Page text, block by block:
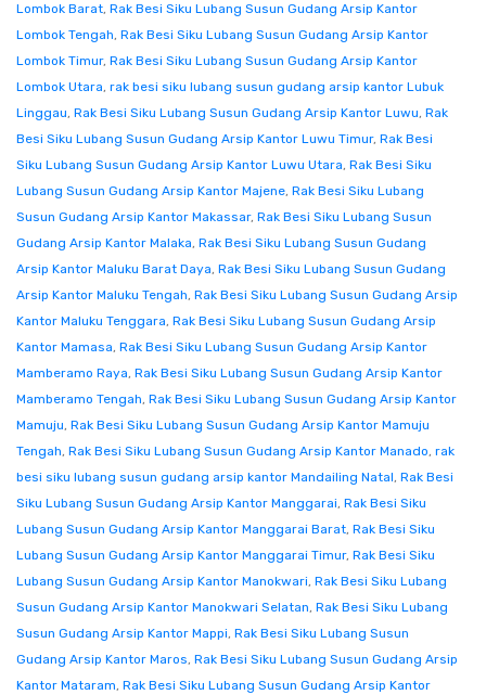
Lombok Barat, Rak Besi Siku Lubang Susun Gudang Arsip Kantor
Lombok Tengah, Rak Besi Siku Lubang Susun Gudang Arsip Kantor
Lombok Timur, Rak Besi Siku Lubang Susun Gudang Arsip Kantor
Lombok Utara, rak besi siku lubang susun gudang arsip kantor Lubuk
Linggau, Rak Besi Siku Lubang Susun Gudang Arsip Kantor Luwu, Rak
Besi Siku Lubang Susun Gudang Arsip Kantor Luwu Timur, Rak Besi
Siku Lubang Susun Gudang Arsip Kantor Luwu Utara, Rak Besi Siku
Lubang Susun Gudang Arsip Kantor Majene, Rak Besi Siku Lubang
Susun Gudang Arsip Kantor Makassar, Rak Besi Siku Lubang Susun
Gudang Arsip Kantor Malaka, Rak Besi Siku Lubang Susun Gudang
Arsip Kantor Maluku Barat Daya, Rak Besi Siku Lubang Susun Gudang
Arsip Kantor Maluku Tengah, Rak Besi Siku Lubang Susun Gudang Arsip
Kantor Maluku Tenggara, Rak Besi Siku Lubang Susun Gudang Arsip
Kantor Mamasa, Rak Besi Siku Lubang Susun Gudang Arsip Kantor
Mamberamo Raya, Rak Besi Siku Lubang Susun Gudang Arsip Kantor
Mamberamo Tengah, Rak Besi Siku Lubang Susun Gudang Arsip Kantor
Mamuju, Rak Besi Siku Lubang Susun Gudang Arsip Kantor Mamuju
Tengah, Rak Besi Siku Lubang Susun Gudang Arsip Kantor Manado, rak
besi siku lubang susun gudang arsip kantor Mandailing Natal, Rak Besi
Siku Lubang Susun Gudang Arsip Kantor Manggarai, Rak Besi Siku
Lubang Susun Gudang Arsip Kantor Manggarai Barat, Rak Besi Siku
Lubang Susun Gudang Arsip Kantor Manggarai Timur, Rak Besi Siku
Lubang Susun Gudang Arsip Kantor Manokwari, Rak Besi Siku Lubang
Susun Gudang Arsip Kantor Manokwari Selatan, Rak Besi Siku Lubang
Susun Gudang Arsip Kantor Mappi, Rak Besi Siku Lubang Susun
Gudang Arsip Kantor Maros, Rak Besi Siku Lubang Susun Gudang Arsip
Kantor Mataram, Rak Besi Siku Lubang Susun Gudang Arsip Kantor